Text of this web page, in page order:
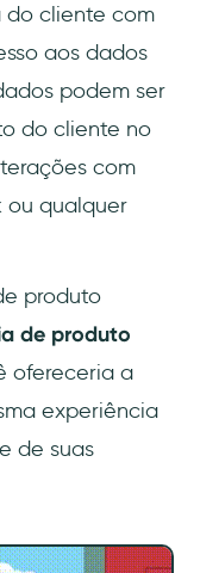
do cliente com
aos dados
podem ser
do cliente no
com
ou qualquer
produto
de produto
ofereceria a
experiência
de suas